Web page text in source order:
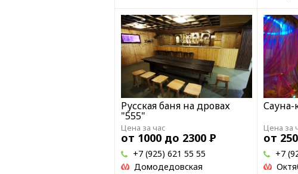
Русская баня на дровах
"555"
Цена за час
от 1000 до 2300 Р
Домодедовская
+7 (925) 621 55 55
Цена за
от
+7